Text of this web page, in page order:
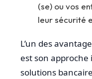
(se) ou vos
leur sécurité
L’un des
est son
solutions